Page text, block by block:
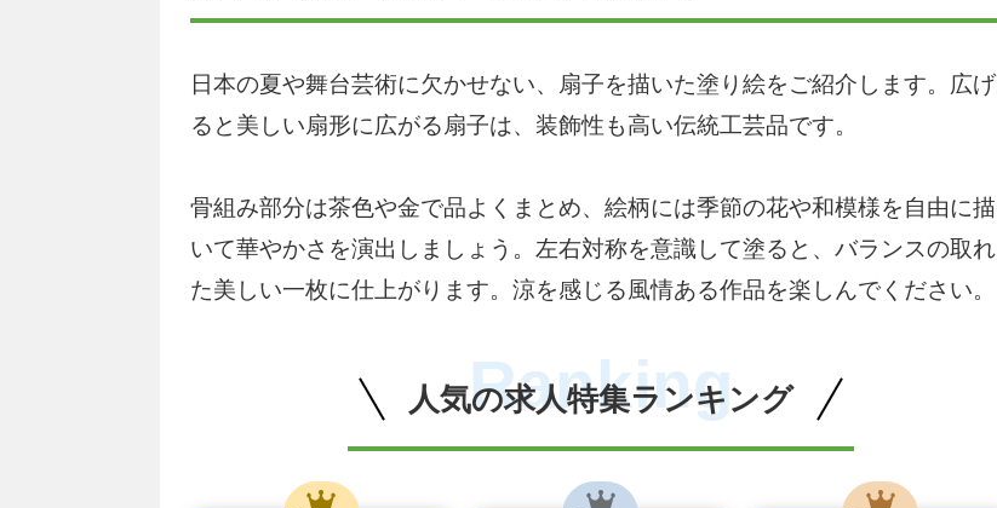
日本の夏や舞台芸術に欠かせない、扇子を描いた塗り絵をご紹介します。広げ
ると美しい扇形に広がる扇子は、装飾性も高い伝統工芸品です。
骨組み部分は茶色や金で品よくまとめ、絵柄には季節の花や和模様を自由に描
いて華やかさを演出しましょう。左右対称を意識して塗ると、バランスの取れ
た美しい一枚に仕上がります。涼を感じる風情ある作品を楽しんでください。
人気の求人特集ランキング
Ranking